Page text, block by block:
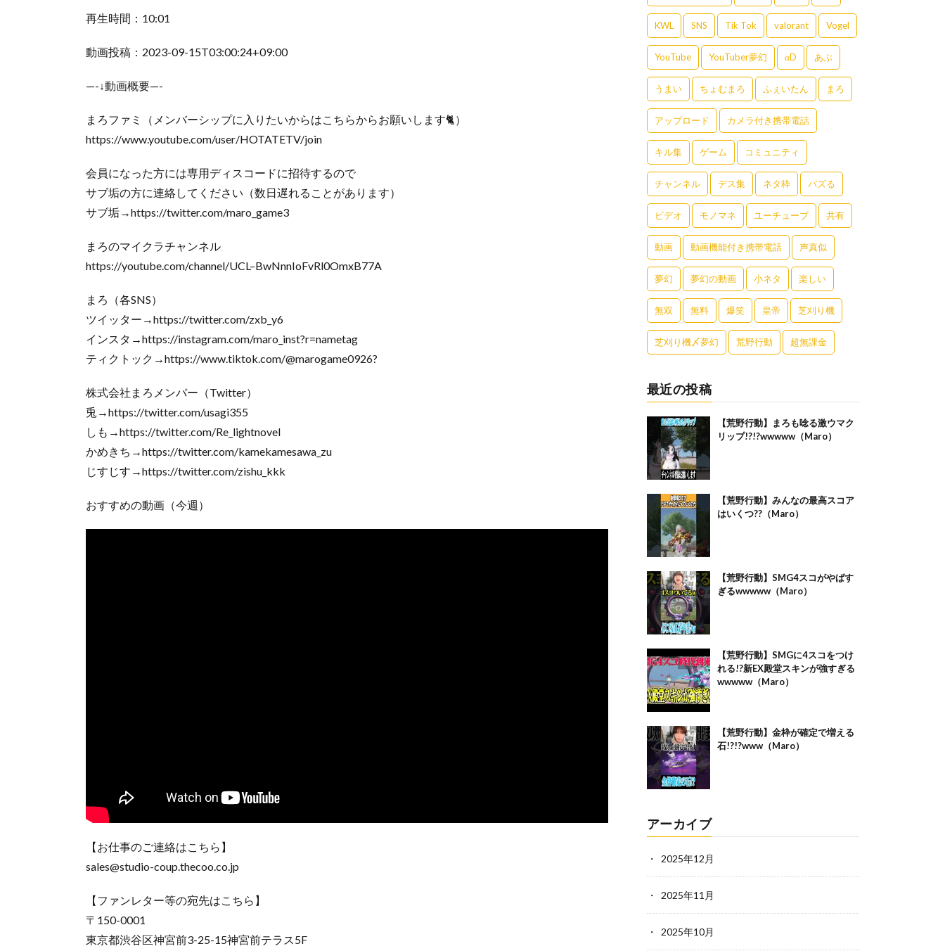
再生時間：10:01
動画投稿：2023-09-15T03:00:24+09:00
—-↓動画概要—-
まろファミ（メンバーシップに入りたいからはこちらからお願いします🐈）
https://www.youtube.com/user/HOTATETV/join
会員になった方には専用ディスコードに招待するので
サブ垢の方に連絡してください（数日遅れることがあります）
サブ垢→https://twitter.com/maro_game3
まろのマイクラチャンネル
https://youtube.com/channel/UCL–BwNnnIoFvRl0OmxB77A
まろ（各SNS）
ツイッター→https://twitter.com/zxb_y6
インスタ→https://instagram.com/maro_inst?r=nametag
ティクトック→https://www.tiktok.com/@marogame0926?
株式会社まろメンバー（Twitter）
兎→https://twitter.com/usagi355
しも→https://twitter.com/Re_lightnovel
かめきち→https://twitter.com/kamekamesawa_zu
じすじす→https://twitter.com/zishu_kkk
おすすめの動画（今週）
【お仕事のご連絡はこちら】
sales@studio-coup.thecoo.co.jp
【ファンレター等の宛先はこちら】
〒150-0001
東京都渋谷区神宮前3-25-15神宮前テラス5F
KWL SNS Tik Tok valorant Vogel
YouTube YouTuber夢幻 αD あぶ
うまい ちょむまろ ふぇいたん まろ
アップロード カメラ付き携帯電話
キル集 ゲーム コミュニティ
チャンネル デス集 ネタ枠 バズる
ビデオ モノマネ ユーチューブ 共有
動画 動画機能付き携帯電話 声真似
夢幻 夢幻の動画 小ネタ 楽しい
無双 無料 爆笑 皇帝 芝刈り機
芝刈り機〆夢幻 荒野行動 超無課金
最近の投稿
【荒野行動】まろも唸る激ウマク
リップ!?!?wwwww（Maro）
【荒野行動】みんなの最高スコア
はいくつ??（Maro）
【荒野行動】SMG4スコがやばす
ぎるwwwww（Maro）
【荒野行動】SMGに4スコをつけ
れる!?新EX殿堂スキンが強すぎる
wwwww（Maro）
【荒野行動】金枠が確定で増える
石!?!?www（Maro）
アーカイブ
2025年12月
2025年11月
2025年10月